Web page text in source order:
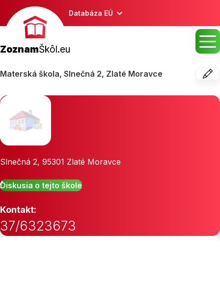
Databáza EÚ
ZoznamŠkôl.eu
Materská škola, Slnečná 2, Zlaté Moravce
Slnečná 2, 95301 Zlaté Moravce
Diskusia o tejto škole
Kontakt:
37/6323673